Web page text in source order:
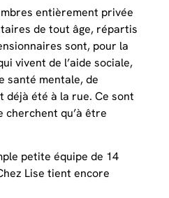
entièrement privée
de tout âge, répartis
sont, pour la
vivent de l’aide sociale,
santé mentale, de
déjà été à la rue. Ce sont
cherchent qu’à être
petite équipe de 14
Lise tient encore